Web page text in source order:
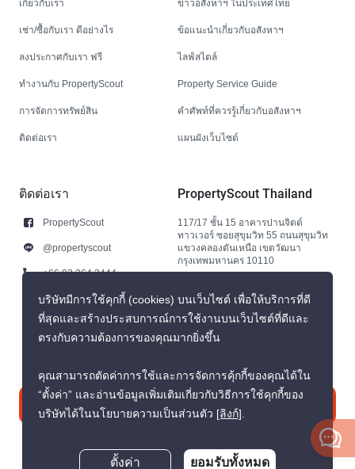
เกี่ยวกับเรา
เช่า/ซื้อกับเรา ดีอย่างไร
ลงประกาศกับเรา ฟรี
ทำงานกับ PropertyScout
การจัดการทรัพย์สิน
ติดต่อเรา
ข่าวอสังหาฯ ในประเทศไทย
ข้อแนะนำเกี่ยวกับอสังหาฯ
ไลฟ์สไตล์
Property Service Guide
คำศัพท์ที่ควรรู้เกี่ยวกับอสังหาฯ
แผนผังเว็บไซต์
ติดต่อเรา
PropertyScout
@propertyscout
+66 92 264 3444
+66 92 264 3444
contact@propertyscout.co.th
PropertyScout Thailand
117/17 ชั้น 15 อาคารปานจิตต์
ทาวเวอร์ ซอยสุขุมวิท 55 ถนนสุขุมวิท
แขวงคลองตันเหนือ เขตวัฒนา
กรุงเทพมหานคร 10110
ติดต่อเรา
บริษัทมีการใช้คุกกี้ (cookies) บนเว็บไซต์ เพื่อให้บริการที่ดี
ที่สุดและสร้างประสบการณ์การใช้งานบนเว็บไซต์ที่ดีและ
ตรงกับความต้องการของคุณมากยิ่งขึ้น
คุณสามารถตัดค่าการใช้และการจัดการคุ้กกี้ของคุณได้ใน
“ตั้งค่า” และอ่านข้อมูลเพิ่มเติมเกี่ยวกับวิธีการใช้คุกกี้ของ
บริษัทได้ในนโยบายความเป็นส่วนตัว [ลิงก์].
ตั้งค่า ยอมรับทั้งหมด